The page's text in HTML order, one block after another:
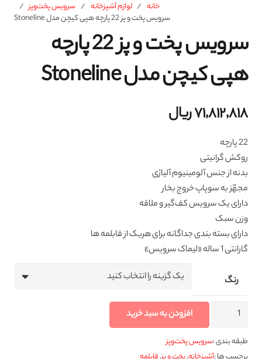
خانه / لوازم آشپزخانه / سرویس پخت‌وپز /
سرویس پخت و پز 22 پارچه هپی کیچن مدل Stoneline
سرویس پخت و پز 22 پارچه
هپی کیچن مدل Stoneline
۷۱,۸۱۲,۸۱۸ریال
22 پارچه
روکش گرانیتی
بدنه از جنس آلومینیوم آلیاژی
مجهّز به سوپاپ خروج بخار
دارای یک سرویس کف‌گیر و ملاقه
وزن سبک
دارای بسته بندی جداگانه برای هریک از قابلمه ها
گارانتی 1 ساله «لیماک سرویس»
رنگ
سرویس
و
پز
افزودن به سبد خرید
طبقه بندی :سرویس پخت‌وپز